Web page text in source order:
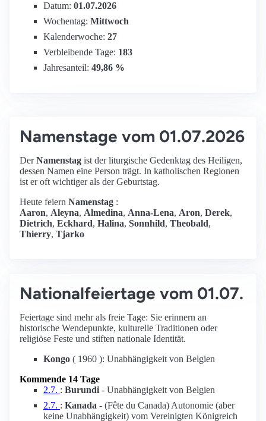
Datum: 01.07.2026
Wochentag: Mittwoch
Kalenderwoche: 27
Verbleibende Tage: 183
Jahresanteil: 49,86 %
Namenstage vom 01.07.2026
DerNamenstag ist der liturgische Gedenktag des Heiligen,
dessen Namen eine Person trägt. In katholischen Regionen
ist er oft wichtiger als der Geburtstag.
Heute feiern Namenstag :
Aaron, Aleyna, Almedina, Anna-Lena, Aron, Derek,
Dietrich, Eckhard, Halina, Sonnhild, Theobald,
Thierry, Tjarko
Nationalfeiertage vom 01.07.
Feiertage sind mehr als freie Tage: Sie erinnern an
historische Wendepunkte, kulturelle Traditionen oder
religiöse Feste und stiften nationale Identität.
Kongo ( 1960 ): Unabhängigkeit von Belgien
Kommende 14 Tage
2.7. : Burundi - Unabhängigkeit von Belgien
2.7. : Kanada - (Fête du Canada) Autonomie (aber
keine Unabhängigkeit) vom Vereinigten Königreich